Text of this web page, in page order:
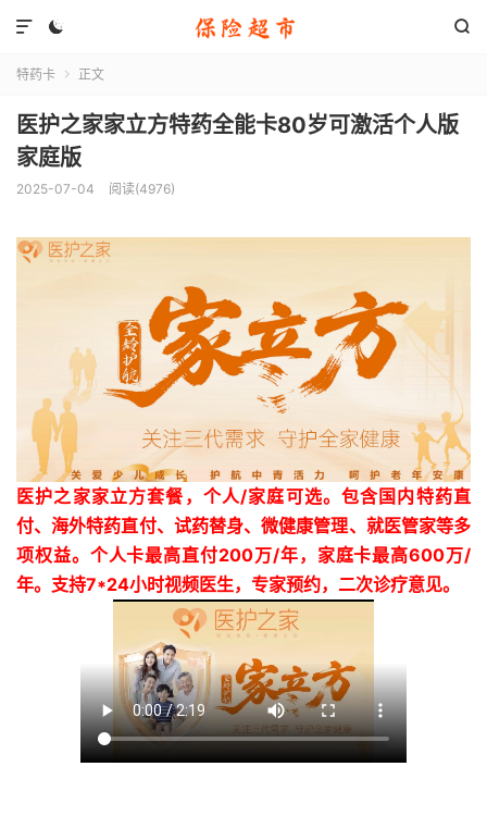
 

特药卡  正文
医护之家家立方特药全能卡80岁可激活个人版
家庭版
2025-07-04 阅读(4976)
医护之家家立方套餐，个人/家庭可选。包含国内特药直
付、海外特药直付、试药替身、微健康管理、就医管家等多
项权益。个人卡最高直付200万/年，家庭卡最高600万/
年。支持7*24小时视频医生，专家预约，二次诊疗意见。